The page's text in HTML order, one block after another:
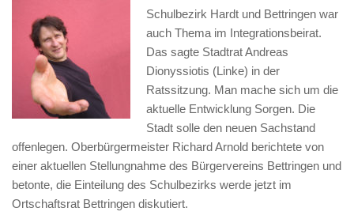
Schulbezirk Hardt und Bettringen war
auch Thema im Integrationsbeirat.
Das sagte Stadtrat Andreas
Dionyssiotis (Linke) in der
Ratssitzung. Man mache sich um die
aktuelle Entwicklung Sorgen. Die
Stadt solle den neuen Sachstand
offenlegen. Oberbürgermeister Richard Arnold berichtete von
einer aktuellen Stellungnahme des Bürgervereins Bettringen und
betonte, die Einteilung des Schulbezirks werde jetzt im
Ortschaftsrat Bettringen diskutiert.